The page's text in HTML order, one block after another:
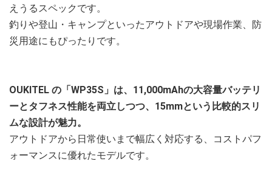
えうるスペックです。
釣りや登山・キャンプといったアウトドアや現場作業、防
災用途にもぴったりです。
OUKITEL の「WP35S」は、11,000mAhの大容量バッテリ
ーとタフネス性能を両立しつつ、15mmという比較的スリ
ムな設計が魅力。
アウトドアから日常使いまで幅広く対応する、コストパフ
ォーマンスに優れたモデルです。